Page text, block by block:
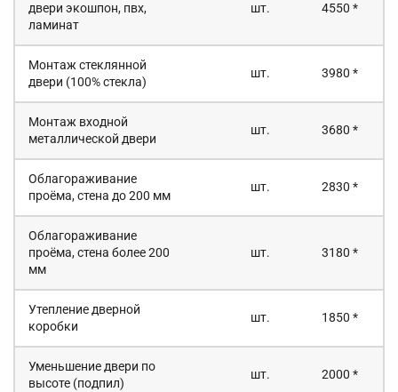
двери экошпон, пвх,
ламинат
шт. 4550 *
Монтаж стеклянной
двери (100% стекла)
шт. 3980 *
Монтаж входной
металлической двери
шт. 3680 *
Облагораживание
проёма, стена до 200 мм
шт. 2830 *
Облагораживание
проёма, стена более 200
мм
шт. 3180 *
Утепление дверной
коробки
шт. 1850 *
Уменьшение двери по
высоте (подпил)
шт. 2000 *